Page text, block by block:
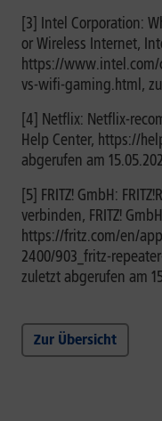
[3] Intel Corporation:
or Wireless Internet,
https://
vs-wifi-gaming.html,
[4] Netflix: Netflix-
Help Center, https://
abgerufen am
[5] FRITZ! GmbH:
verbinden, FRITZ!
https://fritz.com/en/
2400/903_fritz-
zuletzt abgerufen am
Zur Übersicht